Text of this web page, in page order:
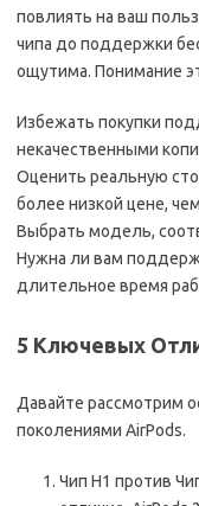
повлиять на ваш
чипа до поддержки
ощутима. Понимание
Избежать покупки
некачественными
Оценить реальную
более низкой цене,
Выбрать модель,
Нужна ли вам
длительное время
5 Ключевых
Давайте рассмотрим
поколениями AirPods.
Чип H1 против